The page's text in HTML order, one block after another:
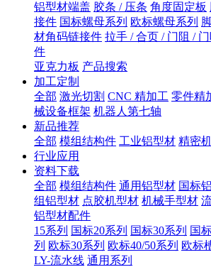
铝型材端盖 胶条 / 压条 角度固定板
接件 国标螺母系列 欧标螺母系列
材角码链接件 拉手 / 合页 / 门阻 / 门
件
亚克力板 产品搜索
加工定制
全部 激光切割 CNC 精加工 零件精
械设备框架 机器人第七轴
新品推荐
全部 模组结构件 工业铝型材 精密
行业应用
资料下载
全部 模组结构件 通用铝型材 国标
组铝型材 点胶机型材 机械手型材
铝型材配件
15系列 国标20系列 国标30系列 国
列 欧标30系列 欧标40/50系列 欧标
LY-流水线 通用系列